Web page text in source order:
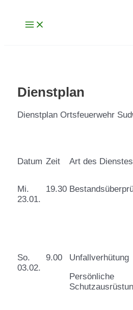
springen
Dienstplan
Dienstplan Ortsfeuerwehr
Datum Zeit Art des Dienstes
Mi.
23.01.
19.30
So.
03.02.
9.00
Unfallverhütung
Persönliche